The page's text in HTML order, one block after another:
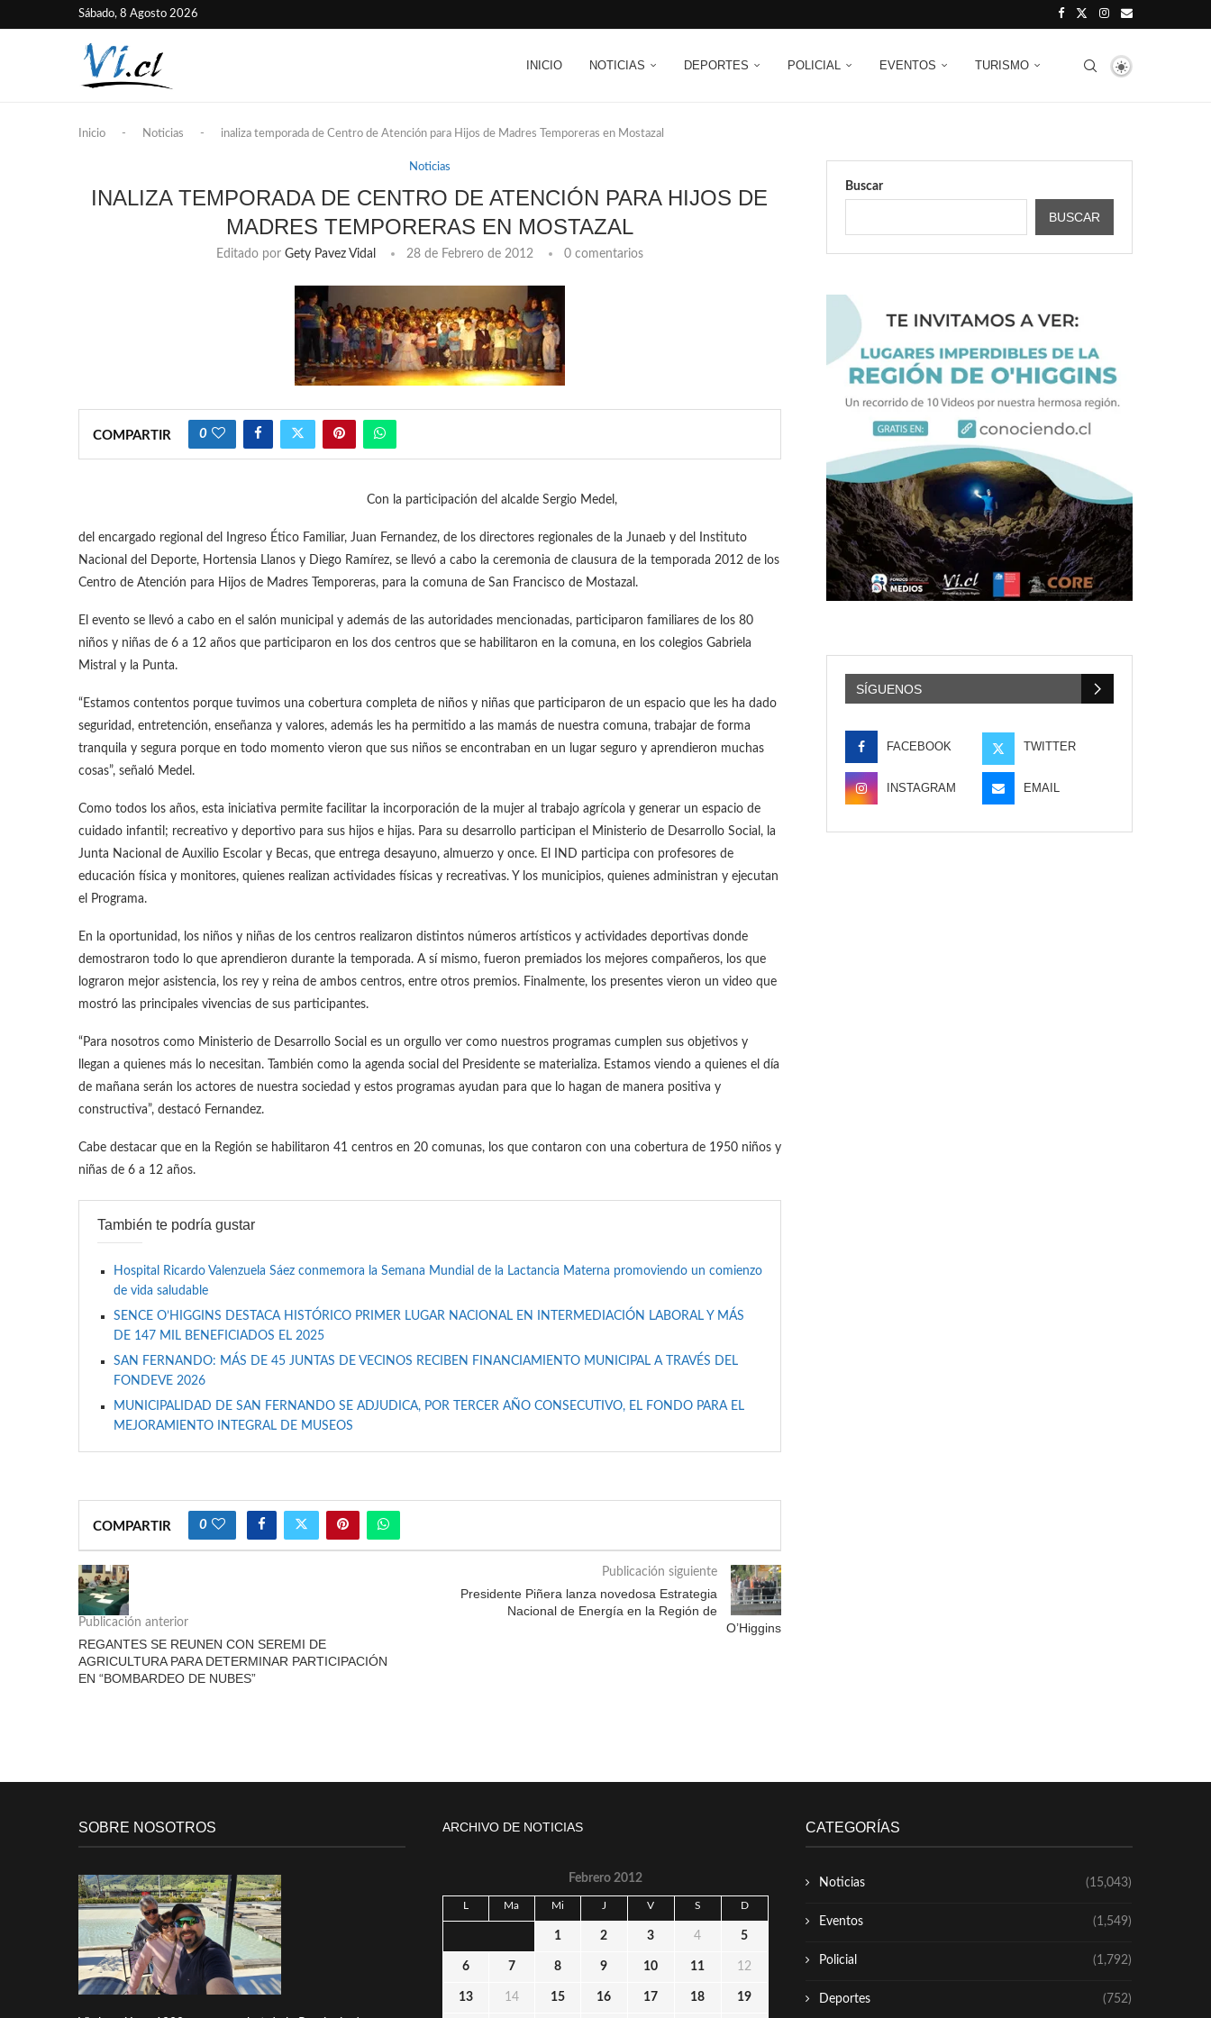
Sábado, 8 Agosto 2026
INICIO NOTICIAS DEPORTES POLICIAL EVENTOS TURISMO
Inicio - Noticias - inaliza temporada de Centro de Atención para Hijos de Madres Temporeras en Mostazal
Noticias
INALIZA TEMPORADA DE CENTRO DE ATENCIÓN PARA HIJOS DE
MADRES TEMPORERAS EN MOSTAZAL
Editado por Gety Pavez Vidal 28 de Febrero de 2012 0 comentarios
COMPARTIR 0
Con la participación del alcalde Sergio Medel,
del encargado regional del Ingreso Ético Familiar, Juan Fernandez, de los directores regionales de la Junaeb y del Instituto
Nacional del Deporte, Hortensia Llanos y Diego Ramírez, se llevó a cabo la ceremonia de clausura de la temporada 2012 de los
Centro de Atención para Hijos de Madres Temporeras, para la comuna de San Francisco de Mostazal.
El evento se llevó a cabo en el salón municipal y además de las autoridades mencionadas, participaron familiares de los 80
niños y niñas de 6 a 12 años que participaron en los dos centros que se habilitaron en la comuna, en los colegios Gabriela
Mistral y la Punta.
“Estamos contentos porque tuvimos una cobertura completa de niños y niñas que participaron de un espacio que les ha dado
seguridad, entretención, enseñanza y valores, además les ha permitido a las mamás de nuestra comuna, trabajar de forma
tranquila y segura porque en todo momento vieron que sus niños se encontraban en un lugar seguro y aprendieron muchas
cosas”, señaló Medel.
Como todos los años, esta iniciativa permite facilitar la incorporación de la mujer al trabajo agrícola y generar un espacio de
cuidado infantil; recreativo y deportivo para sus hijos e hijas. Para su desarrollo participan el Ministerio de Desarrollo Social, la
Junta Nacional de Auxilio Escolar y Becas, que entrega desayuno, almuerzo y once. El IND participa con profesores de
educación física y monitores, quienes realizan actividades físicas y recreativas. Y los municipios, quienes administran y ejecutan
el Programa.
En la oportunidad, los niños y niñas de los centros realizaron distintos números artísticos y actividades deportivas donde
demostraron todo lo que aprendieron durante la temporada. A sí mismo, fueron premiados los mejores compañeros, los que
lograron mejor asistencia, los rey y reina de ambos centros, entre otros premios. Finalmente, los presentes vieron un video que
mostró las principales vivencias de sus participantes.
“Para nosotros como Ministerio de Desarrollo Social es un orgullo ver como nuestros programas cumplen sus objetivos y
llegan a quienes más lo necesitan. También como la agenda social del Presidente se materializa. Estamos viendo a quienes el día
de mañana serán los actores de nuestra sociedad y estos programas ayudan para que lo hagan de manera positiva y
constructiva”, destacó Fernandez.
Cabe destacar que en la Región se habilitaron 41 centros en 20 comunas, los que contaron con una cobertura de 1950 niños y
niñas de 6 a 12 años.
También te podría gustar
Hospital Ricardo Valenzuela Sáez conmemora la Semana Mundial de la Lactancia Materna promoviendo un comienzo
de vida saludable
SENCE O’HIGGINS DESTACA HISTÓRICO PRIMER LUGAR NACIONAL EN INTERMEDIACIÓN LABORAL Y MÁS
DE 147 MIL BENEFICIADOS EL 2025
SAN FERNANDO: MÁS DE 45 JUNTAS DE VECINOS RECIBEN FINANCIAMIENTO MUNICIPAL A TRAVÉS DEL
FONDEVE 2026
MUNICIPALIDAD DE SAN FERNANDO SE ADJUDICA, POR TERCER AÑO CONSECUTIVO, EL FONDO PARA EL
MEJORAMIENTO INTEGRAL DE MUSEOS
COMPARTIR 0
Publicación anterior
REGANTES SE REUNEN CON SEREMI DE
AGRICULTURA PARA DETERMINAR PARTICIPACIÓN
EN “BOMBARDEO DE NUBES”
Publicación siguiente
Presidente Piñera lanza novedosa Estrategia
Nacional de Energía en la Región de
O’Higgins
Buscar
BUSCAR
SÍGUENOS
FACEBOOK TWITTER
INSTAGRAM EMAIL
SOBRE NOSOTROS ARCHIVO DE NOTICIAS
Febrero 2012
L Ma Mi J V S D
1 2 3 4 5
6 7 8 9 10 11 12
13 14 15 16 17 18 19
CATEGORÍAS
Noticias (15,043)
Eventos (1,549)
Policial (1,792)
Deportes (752)